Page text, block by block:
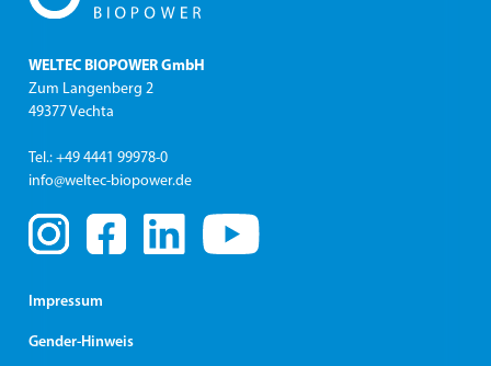
WELTEC BIOPOWER GmbH
Zum Langenberg 2
49377 Vechta
Tel.: +49 4441 99978-0
info@weltec-biopower.de
Impressum
Gender-Hinweis